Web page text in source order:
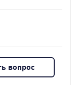
вопрос